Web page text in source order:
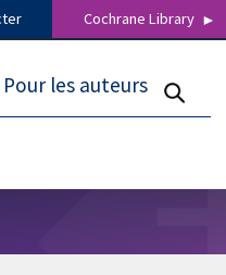
Cochrane Library
Pour les auteurs